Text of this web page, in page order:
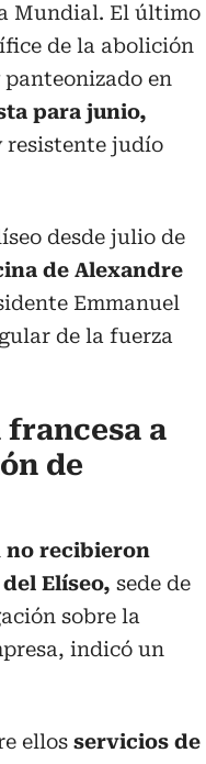
Mundial. El último
de la abolición
panteonizado en
para junio,
resistente judío
desde julio de
de Alexandre
Emmanuel
de la fuerza
a
de
no recibieron
Elíseo, sede de
sobre la
indicó un
ellos servicios de